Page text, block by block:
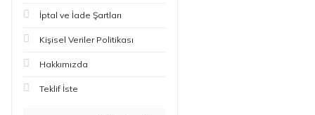
İptal ve İade Şartları
Kişisel Veriler Politikası
Hakkımızda
Teklif İste